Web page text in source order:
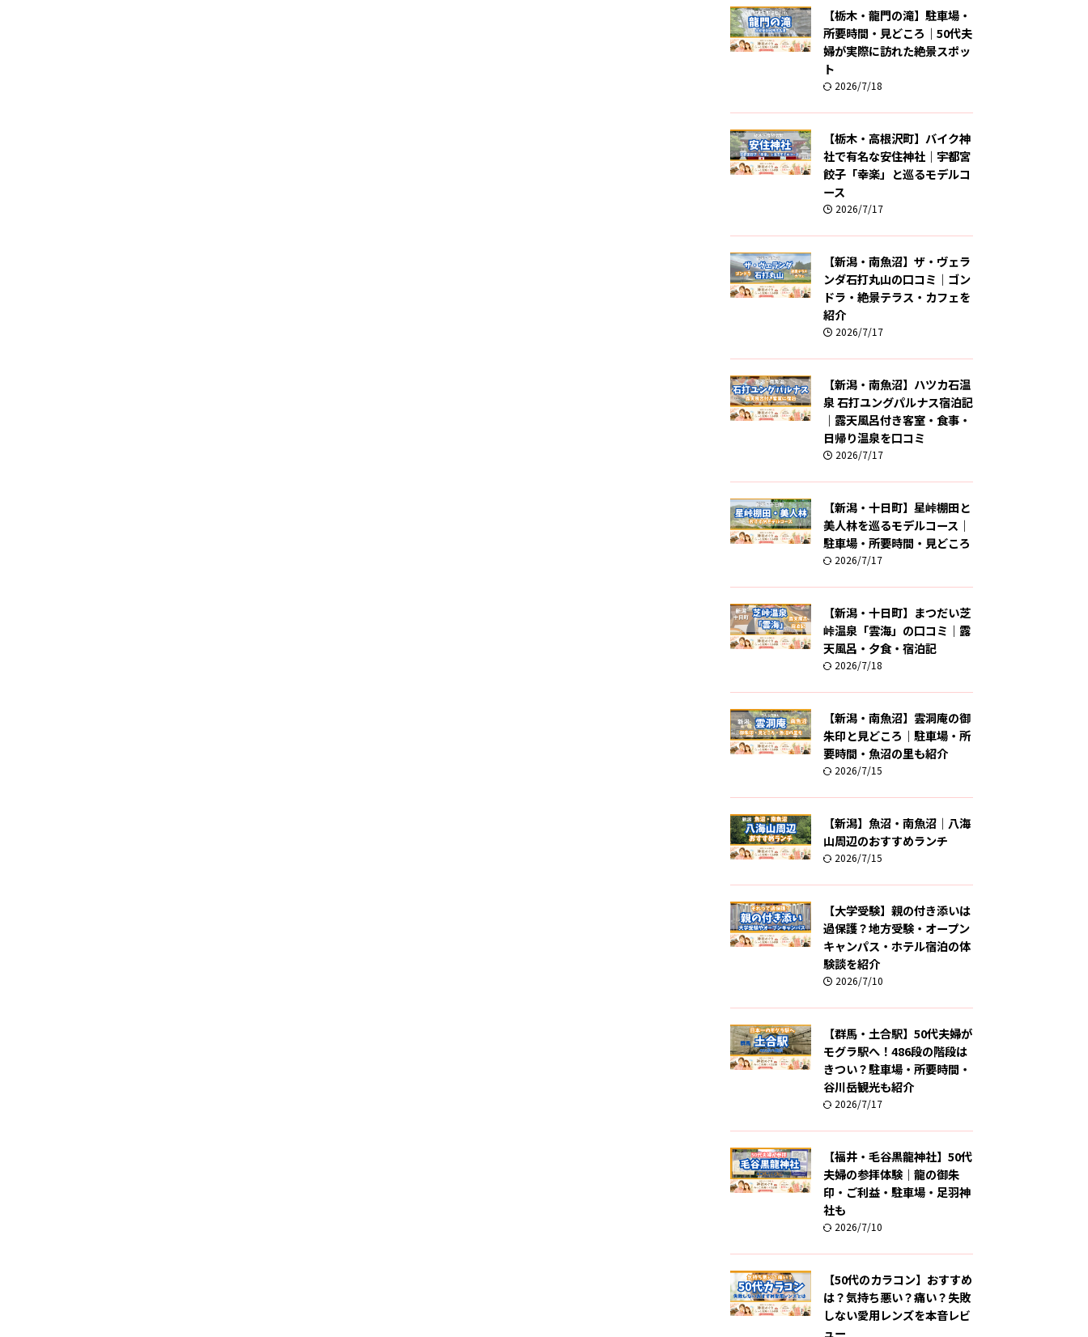
【栃木・龍門の滝】駐車場・
所要時間・見どころ｜50代夫
婦が実際に訪れた絶景スポッ
ト
2026/7/18
【栃木・高根沢町】バイク神
社で有名な安住神社｜宇都宮
餃子「幸楽」と巡るモデルコ
ース
2026/7/17
【新潟・南魚沼】ザ・ヴェラ
ンダ石打丸山の口コミ｜ゴン
ドラ・絶景テラス・カフェを
紹介
2026/7/17
【新潟・南魚沼】ハツカ石温
泉 石打ユングパルナス宿泊記
｜露天風呂付き客室・食事・
日帰り温泉を口コミ
2026/7/17
【新潟・十日町】星峠棚田と
美人林を巡るモデルコース｜
駐車場・所要時間・見どころ
2026/7/17
【新潟・十日町】まつだい芝
峠温泉「雲海」の口コミ｜露
天風呂・夕食・宿泊記
2026/7/18
【新潟・南魚沼】雲洞庵の御
朱印と見どころ｜駐車場・所
要時間・魚沼の里も紹介
2026/7/15
【新潟】魚沼・南魚沼｜八海
山周辺のおすすめランチ
2026/7/15
【大学受験】親の付き添いは
過保護？地方受験・オープン
キャンパス・ホテル宿泊の体
験談を紹介
2026/7/10
【群馬・土合駅】50代夫婦が
モグラ駅へ！486段の階段は
きつい？駐車場・所要時間・
谷川岳観光も紹介
2026/7/17
【福井・毛谷黒龍神社】50代
夫婦の参拝体験｜龍の御朱
印・ご利益・駐車場・足羽神
社も
2026/7/10
【50代のカラコン】おすすめ
は？気持ち悪い？痛い？失敗
しない愛用レンズを本音レビ
ュー